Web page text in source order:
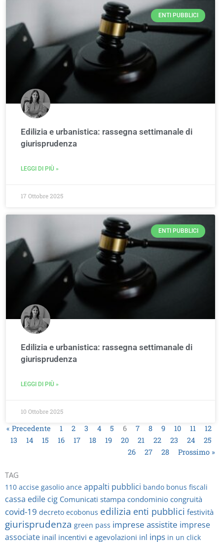
ENTI PUBBLICI
Edilizia e urbanistica: rassegna settimanale di
giurisprudenza
LEGGI DI PIÙ »
17 Ottobre 2025
ENTI PUBBLICI
Edilizia e urbanistica: rassegna settimanale di
giurisprudenza
LEGGI DI PIÙ »
10 Ottobre 2025
« Precedente 1 2 3 4 5 6 7 8 9 10 11
12
13
14 15 16 17 18 19 20 21 22 23 24
25
26
27 28 Prossimo »
TAG
110 accise gasolio ance appalti pubblici bando bonus fiscali
cassa edile cig Comunicati stampa condominio congruità
covid-19 decreto ecobonus edilizia enti pubblici festività
giurisprudenza green pass imprese assistite imprese
associate inail incentivi e agevolazioni inl inps in un click